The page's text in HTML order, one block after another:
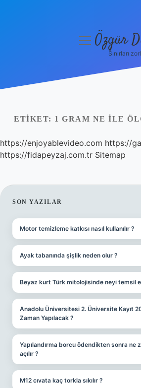
Yasal Uyarı
Hakkımızda
menüyüÖzgür
Sınırları
ETIKET: 1 GRAM NE ILE
https://enjoyablevideo.com https://
https://fidapeyzaj.com.tr Sitemap
SIDEBAR
SON YAZILAR
Motor temizleme katkısı nasıl kullanılır ?
Ayak tabanında şişlik neden olur ?
Beyaz kurt Türk mitolojisinde neyi temsil
Anadolu Üniversitesi 2. Üniversite Kayıt
Zaman Yapılacak ?
Yapılandırma borcu ödendikten sonra ne
açılır ?
M12 cıvata kaç torkla sıkılır ?